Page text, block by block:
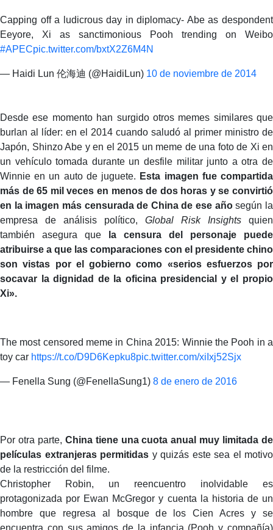
Capping off a ludicrous day in diplomacy- Abe as despondent
Eeyore, Xi as sanctimonious Pooh trending on Weibo
#APECpic.twitter.com/bxtX2Z6M4N
— Haidi Lun 伦海迪 (@HaidiLun) 10 de noviembre de 2014
Desde ese momento han surgido otros memes similares que
burlan al líder: en el 2014 cuando saludó al primer ministro de
Japón, Shinzo Abe y en el 2015 un meme de una foto de Xi en
un vehículo tomada durante un desfile militar junto a otra de
Winnie en un auto de juguete. Esta imagen fue compartida
más de 65 mil veces en menos de dos horas y se convirtió
en la imagen más censurada de China de ese añosegún la
empresa de análisis político, Global Risk Insights quien
también asegura que
la censura del personaje puede
atribuirse a que las comparaciones con el presidente chino
son vistas por el gobierno como «serios esfuerzos por
socavar la dignidad de la oficina presidencial y el propio
Xi».
The most censored meme in China 2015: Winnie the Pooh in a
toy car https://t.co/D9D6Kepku8pic.twitter.com/xiIxj52Sjx
— Fenella Sung (@FenellaSung1) 8 de enero de 2016
Por otra parte, China tiene una cuota anual muy limitada de
películas extranjeras permitidas y quizás este sea el motivo
de la restricción del filme.
Christopher Robin, un reencuentro inolvidable es
protagonizada por Ewan McGregor y cuenta la historia de un
hombre que regresa al bosque de los Cien Acres y se
encuentra con sus amigos de la infancia (Pooh y compañía)